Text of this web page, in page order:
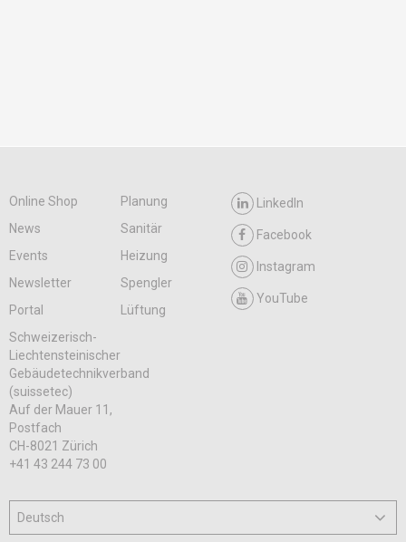
Online Shop
Planung
News
Sanitär
Events
Heizung
Newsletter
Spengler
Portal
Lüftung
LinkedIn
Facebook
Instagram
YouTube
Schweizerisch-
Liechtensteinischer
Gebäudetechnikverband
(suissetec)
Auf der Mauer 11,
Postfach
CH-8021 Zürich
+41 43 244 73 00